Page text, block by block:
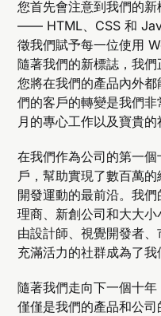
您首先會注意到我們的
—— HTML、CSS 和
徵我們賦予每一位使用
隨著我們的新標誌，我們
您將在我們的產品內外
們的客戶的轉變是我們
月的專心工作以及寶貴的
在我們作為公司的第一
戶，幫助實現了數百萬
開發運動的最前沿。我
理商、新創公司和大大
由設計師、視覺開發者
充滿活力的社群成為了我
隨著我們走向下一個十
僅僅是我們的產品和公